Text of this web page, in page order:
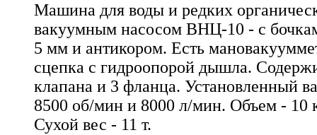
Машина для воды и редких
вакуумным насосом ВНЦ-10 - с
5 мм и антикором. Есть
сцепка с гидроопорой дышла.
клапана и 3 фланца. Установленный
8500 об/мин и 8000 л/мин. Объем - 10
Сухой вес - 11 т.